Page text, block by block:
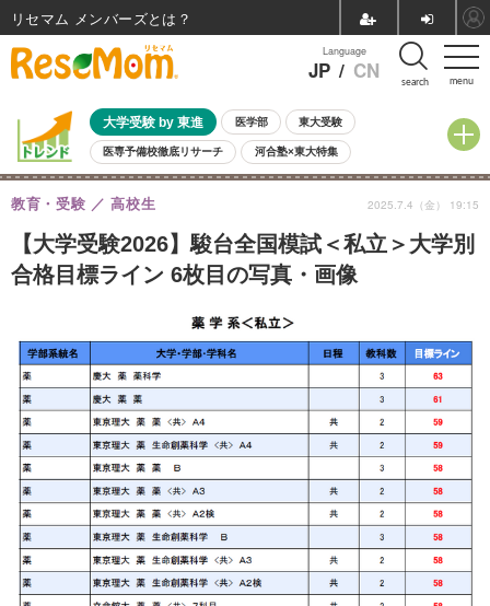
menu
Language
JP / CN search
大学受験 by 東進 医学部 東大受験
医専予備校徹底リサーチ 河合塾×東大特集
親子で考える大学選び 高校受験 中学受験 小学校受験
共通テスト 夏休み
8月開催イベント・WS 全国公立高校 過去問 人気記事
自由研究教材（小学生向け） 自由研究教材（中学生向け）
【大学受験2026】駿台全国模試＜私立＞大学別
合格目標ライン 6枚目の写真・画像
教育・受験 高校生 2025.7.4（金） 19:15
リセマム メンバーズ